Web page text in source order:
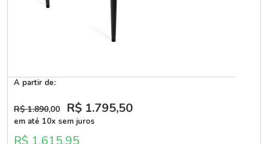
A partir de:
R$ 1.890,00 R$ 1.795,50
em até 10x sem juros
R$ 1.615,95